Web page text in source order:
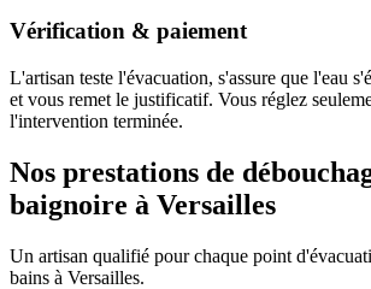
Vérification & paiement
L'artisan teste l'évacuation, s'assure que l'eau
et vous remet le justificatif. Vous réglez
l'intervention terminée.
Nos prestations de
baignoire à Versailles
Un artisan qualifié pour chaque point
bains à Versailles.